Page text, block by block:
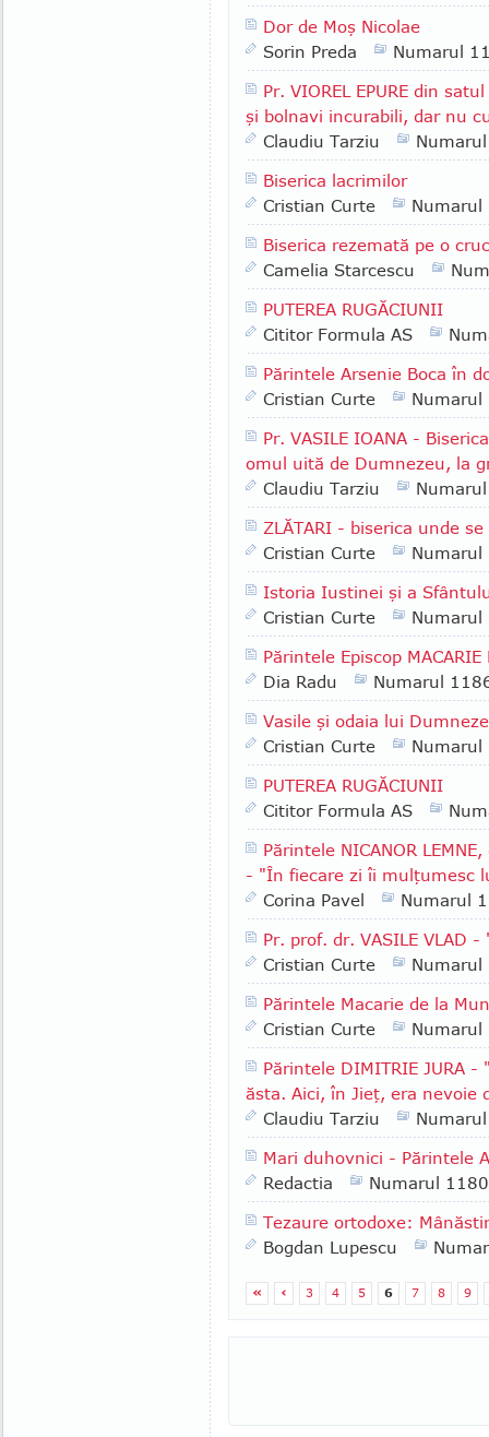
Dor de Moş Nicolae
Sorin Preda
Numarul
Pr. VIOREL EPURE din
şi bolnavi incurabili, dar nu
Claudiu Tarziu
Biserica lacrimilor
Cristian Curte
Numarul
Biserica rezemată pe o
Camelia Starcescu
PUTEREA RUGĂCIUNII
Cititor Formula AS
Părintele Arsenie Boca în
Cristian Curte
Numarul
Pr. VASILE IOANA -
omul uită de Dumnezeu, la
Claudiu Tarziu
ZLĂTARI - biserica unde
Cristian Curte
Numarul
Istoria Iustinei şi a
Cristian Curte
Numarul
Părintele Episcop
Dia Radu
Numarul
Vasile şi odaia lui
Cristian Curte
Numarul
PUTEREA RUGĂCIUNII
Cititor Formula AS
Părintele NICANOR
- "În fiecare zi îi mulţumesc
Corina Pavel
Numarul
Pr. prof. dr. VASILE VLAD
Cristian Curte
Numarul
Părintele Macarie de la
Cristian Curte
Numarul
Părintele DIMITRIE JURA
ăsta. Aici, în Jieţ, era nevoie
Claudiu Tarziu
Mari duhovnici - Părintele
Redactia
Numarul 1180
Tezaure ortodoxe:
Bogdan Lupescu
« ‹ 3 4 5 6 7 8 9